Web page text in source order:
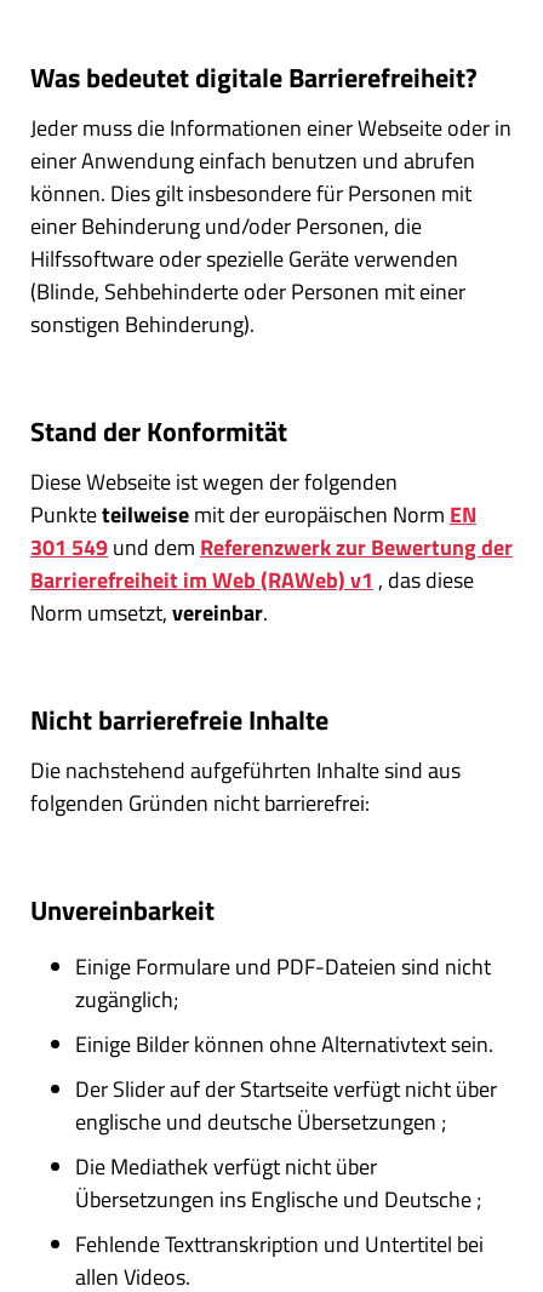
Was bedeutet digitale Barrierefreiheit?
Jeder muss die Informationen einer Webseite oder in
einer Anwendung einfach benutzen und abrufen
können. Dies gilt insbesondere für Personen mit
einer Behinderung und/oder Personen, die
Hilfssoftware oder spezielle Geräte verwenden
(Blinde, Sehbehinderte oder Personen mit einer
sonstigen Behinderung).
Stand derKonformität
Diese Webseite ist wegen der folgenden
Punkteteilweisemit der europäischen Norm EN
301 549und dem Referenzwerk zur Bewertung der
Barrierefreiheit im Web (RAWeb) v1 , das diese
Norm umsetzt,vereinbar.
Nicht barrierefreie Inhalte
Die nachstehend aufgeführten Inhalte sind aus
folgenden Gründen nicht barrierefrei:
Unvereinbarkeit
Einige Formulare und PDF-Dateien sind nicht
zugänglich;
Einige Bilder können ohne Alternativtext sein.
Der Slider auf der Startseite verfügt nicht über
englische und deutsche Übersetzungen ;
Die Mediathek verfügt nicht über
Übersetzungen ins Englische und Deutsche ;
Fehlende Texttranskription und Untertitel bei
allen Videos.